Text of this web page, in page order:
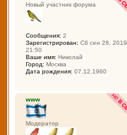
Новый участник форума
Сообщения: 2
Зарегистрирован: Сб сен 28, 2019
21:50
Ваше имя: Николай
Город: Москва
Дата рождения: 07.12.1960
www
Модератор